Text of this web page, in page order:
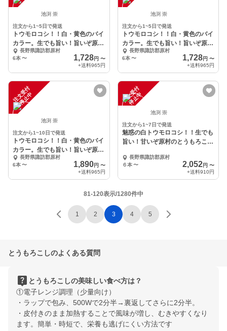
池渕 崇
注文から1~5日で発送
トウモロコシ！！白・黄色のバイ
カラー。生でも旨い！旨いぞ原村
のとうもろこし！！
長野県諏訪郡原村
6本〜 1,728円 〜
+送料965円
池渕 崇
注文から1~5日で発送
トウモロコシ！！白・黄色のバイ
カラー。生でも旨い！旨いぞ原村
のとうもろこし！！
長野県諏訪郡原村
6本 〜 1,728円 〜
+送料965円
注
文
受
付
停
止
中
池渕 崇
注文から1~10日で発送
トウモロコシ！！白・黄色のバイ
カラー。生でも旨い！旨いぞ原村
のとうもろこし！！
長野県諏訪郡原村
6本〜 1,890円 〜
+送料965円
注
文
受
付
停
止
中
池渕 崇
注文から1~7日で発送
魅惑の白トウモロコシ！！生でも
旨い！甘いぞ原村のとうもろこ
長野県諏訪郡原村
６本 〜 2,052円 〜
+送料910円
81-120表示/1280件中
1 2 3 4 5
とうもろこしのよくある質問
live_help とうもろこしの美味しい食べ方は？
①電子レンジ調理（少量向け）
・ラップで包み、500Wで2分半→裏返してさらに2分半。
・皮付きのまま加熱することで風味が増し、むきやすくなり
ます。簡単・時短で、栄養も逃げにくい方法です